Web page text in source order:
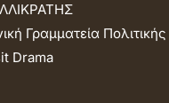
Γραμματεία
Drama